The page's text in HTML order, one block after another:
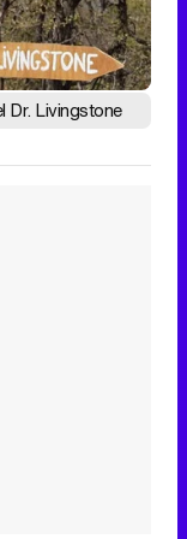
Dr. Livingstone